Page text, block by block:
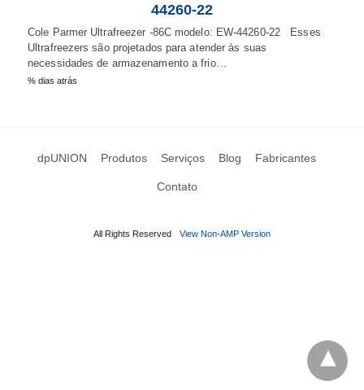
44260-22
Cole Parmer Ultrafreezer -86C modelo: EW-44260-22 Esses
Ultrafreezers são projetados para atender às suas
necessidades de armazenamento a frio…
% dias atrás
dpUNION Produtos Serviços Blog Fabricantes
Contato
All Rights Reserved View Non-AMP Version